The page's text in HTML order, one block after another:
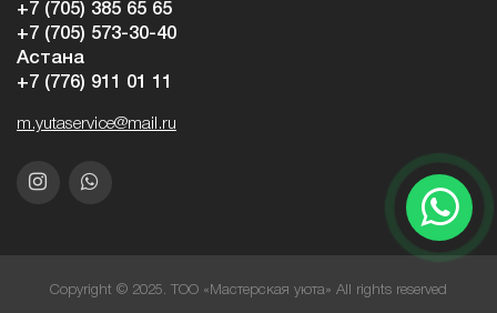
+7 (705) 385 65 65
+7 (705) 573-30-40
Астана
+7 (776) 911 01 11
m.yutaservice@mail.ru
Copyright © 2025. ТОО «Мастерская уюта» All rights reserved